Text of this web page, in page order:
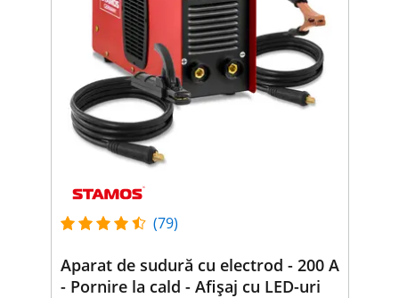
(79)
Aparat de sudură cu electrod - 200 A
- Pornire la cald - Afișaj cu LED-uri